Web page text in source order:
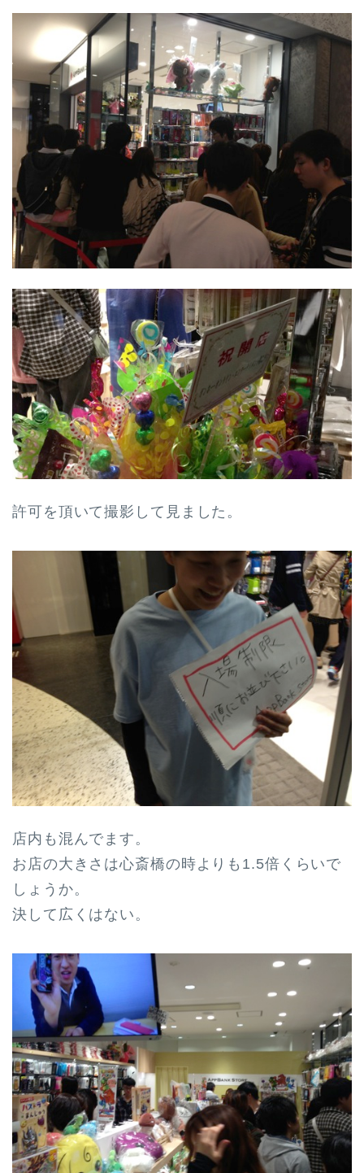
許可を頂いて撮影して見ました。
店内も混んでます。
お店の大きさは心斎橋の時よりも1.5倍くらいで
しょうか。
決して広くはない。